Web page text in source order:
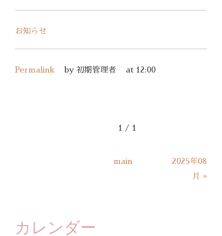
お知らせ
Permalink by 初期管理者 at 12:00
1 / 1
main
2025年08
月
»
カレンダー